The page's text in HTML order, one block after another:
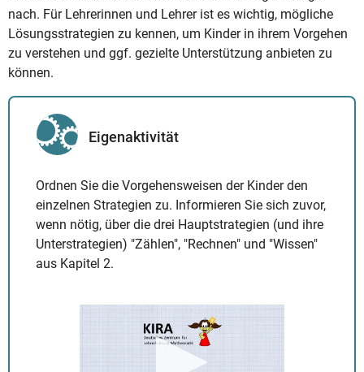
nach. Für Lehrerinnen und Lehrer ist es wichtig, mögliche
Lösungsstrategien zu kennen, um Kinder in ihrem Vorgehen
zu verstehen und ggf. gezielte Unterstützung anbieten zu
können.
Eigenaktivität
Ordnen Sie die Vorgehensweisen der Kinder den
einzelnen Strategien zu. Informieren Sie sich zuvor,
wenn nötig, über die drei Hauptstrategien (und ihre
Unterstrategien) "Zählen", "Rechnen" und "Wissen"
aus Kapitel 2.